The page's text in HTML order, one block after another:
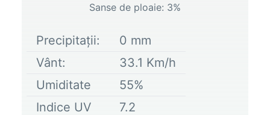
Sanse de ploaie: 3%
Precipitații: 0 mm
Vânt:
33.1 Km/h
Umiditate
55%
Indice UV
7.2